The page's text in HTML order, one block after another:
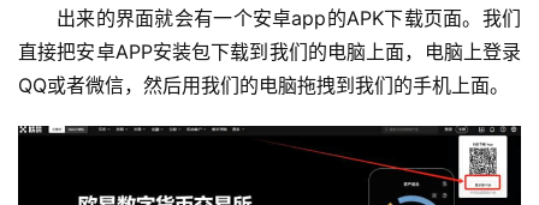
出来的界面就会有一个安卓app的APK下载页面。我们
直接把安卓APP安装包下载到我们的电脑上面，电脑上登录
QQ或者微信，然后用我们的电脑拖拽到我们的手机上面。